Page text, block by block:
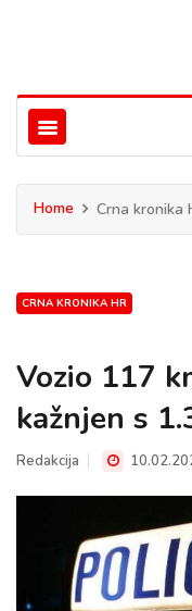
Home Crna kronika
CRNA KRONIKA HR
Vozio 117
kažnjen s
Redakcija